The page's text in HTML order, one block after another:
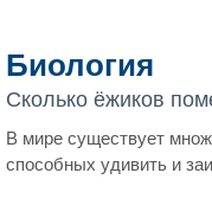
Биология
Сколько ёжиков
В мире существует
способных удивить и